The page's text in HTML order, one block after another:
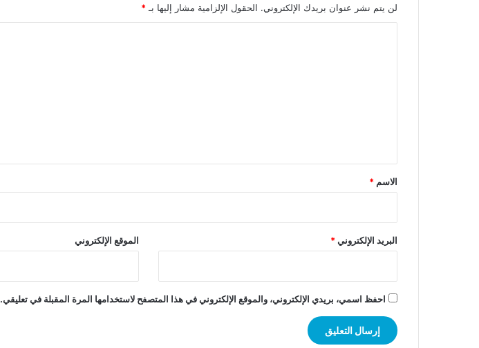
لن يتم نشر عنوان بريدك الإلكتروني. الحقول الإلزامية مشار إليها بـ *
*
الاسم *
البريد الإلكتروني* الموقع الإلكتروني
احفظ اسمي، بريدي الإلكتروني، والموقع الإلكتروني في هذا المتصفح لاستخدامها المرة المقبلة في تعليقي.